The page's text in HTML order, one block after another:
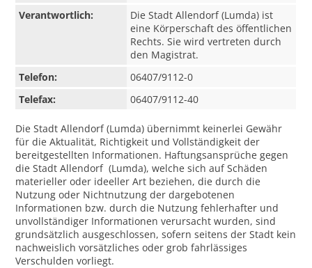
Verantwortlich:
Die Stadt Allendorf (Lumda) ist
eine Körperschaft des öffentlichen
Rechts. Sie wird vertreten durch
den Magistrat.
Telefon:
06407/9112-0
Telefax:
06407/9112-40
Die Stadt Allendorf (Lumda) übernimmt keinerlei Gewähr
für die Aktualität, Richtigkeit und Vollständigkeit der
bereitgestellten Informationen. Haftungsansprüche gegen
die Stadt Allendorf (Lumda), welche sich auf Schäden
materieller oder ideeller Art beziehen, die durch die
Nutzung oder Nichtnutzung der dargebotenen
Informationen bzw. durch die Nutzung fehlerhafter und
unvollständiger Informationen verursacht wurden, sind
grundsätzlich ausgeschlossen, sofern seitens der Stadt kein
nachweislich vorsätzliches oder grob fahrlässiges
Verschulden vorliegt.